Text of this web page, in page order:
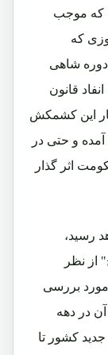
که موجب
که
موضوع "استیضاح" در قانون اساسی 1343 دوره شاهی
قانون
چندین بار این کشمکش
و حتی در
اثر گذار
رسید،
نظر
بررسی
در دهه
کشور تا